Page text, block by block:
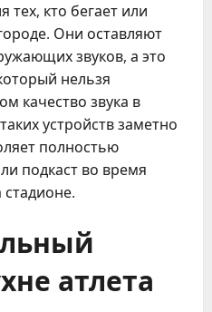
тех, кто бегает или
Они оставляют
звуков, а это
нельзя
качество звука в
устройств заметно
полностью
подкаст во время
атлета